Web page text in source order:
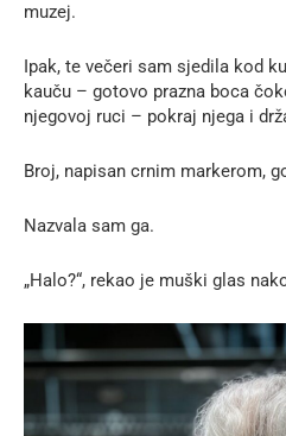
muzej.
Ipak, te večeri sam sjedila kod
kauču – gotovo prazna boca
njegovoj ruci – pokraj njega i
Broj, napisan crnim markerom,
Nazvala sam ga.
„Halo?“, rekao je muški glas